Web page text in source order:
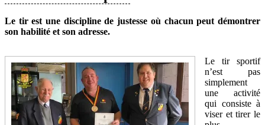
Le tir est une discipline de justesse où chacun peut démontrer
son habilité et son adresse.
Le tir sportif
n’est pas
simplement
une activité
qui consiste à
viser et tirer le